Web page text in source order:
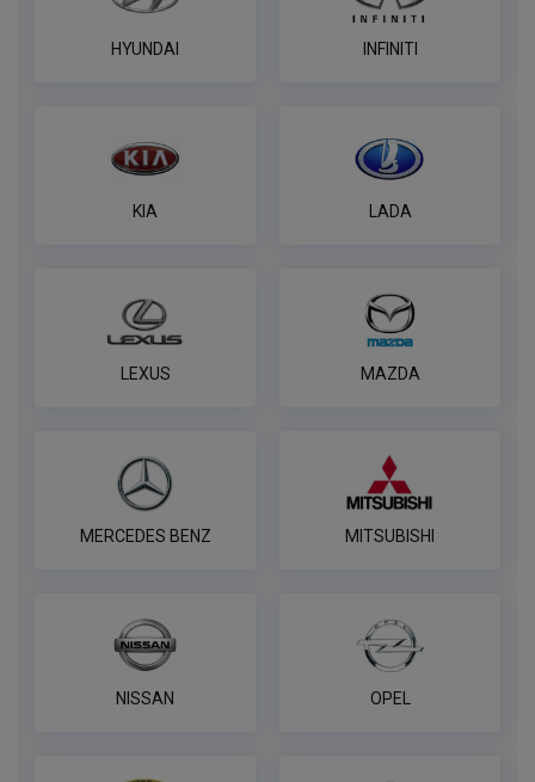
Комплект к фаркопу PROTECCSS с
блоком согласования Smart connect
по запросу
ПОД ЗАКАЗ ОТ 14 ДНЕЙ
по запросу
Розетка WESTFALIA 7-pin,
универсальная
ПОД ЗАКАЗ ОТ 14 ДНЕЙ
HYUNDAI INFINITI
KIA LADA
LEXUS MAZDA
MERCEDES BENZ MITSUBISHI
NISSAN OPEL